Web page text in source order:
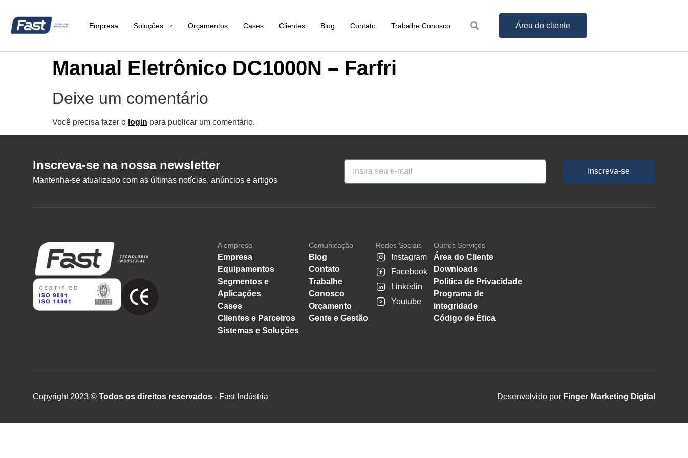
Empresa Soluções Orçamentos Cases Clientes Blog Contato Trabalhe Conosco Área do cliente
Manual Eletrônico DC1000N – Farfri
Deixe um comentário
Você precisa fazer o login para publicar um comentário.
Inscreva-se na nossa newsletter
Mantenha-se atualizado com as últimas notícias, anúncios e artigos
Inscreva-se
A empresa
Empresa
Equipamentos
Segmentos e
Aplicações
Cases
Clientes e Parceiros
Sistemas e Soluções
Comunicação
Blog
Contato
Trabalhe
Conosco
Orçamento
Gente e Gestão
Redes Sociais
Instagram
Facebook
Linkedin
Youtube
Outros Serviços
Área do Cliente
Downloads
Política de Privacidade
Programa de
integridade
Código de Ética
Copyright 2023 © Todos os direitos reservados - Fast Indústria Desenvolvido por Finger Marketing Digital